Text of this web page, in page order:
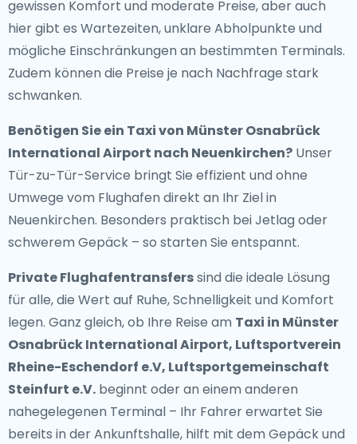
gewissen Komfort und moderate Preise, aber auch
hier gibt es Wartezeiten, unklare Abholpunkte und
mögliche Einschränkungen an bestimmten Terminals.
Zudem können die Preise je nach Nachfrage stark
schwanken.
Benötigen Sie ein Taxi von Münster Osnabrück
International Airport nach Neuenkirchen? Unser
Tür-zu-Tür-Service bringt Sie effizient und ohne
Umwege vom Flughafen direkt an Ihr Ziel in
Neuenkirchen. Besonders praktisch bei Jetlag oder
schwerem Gepäck – so starten Sie entspannt.
Private Flughafentransferssind die ideale Lösung
für alle, die Wert auf Ruhe, Schnelligkeit und Komfort
legen. Ganz gleich, ob Ihre Reise am Taxi in Münster
Osnabrück International Airport, Luftsportverein
Rheine-Eschendorf e.V, Luftsportgemeinschaft
Steinfurt e.V. beginnt oder an einem anderen
nahegelegenen Terminal – Ihr Fahrer erwartet Sie
bereits in der Ankunftshalle, hilft mit dem Gepäck und